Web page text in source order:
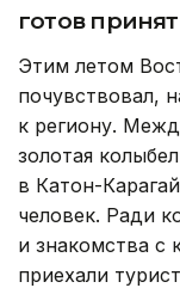
готов
Этим летом
почувствовал,
к региону.
золотая
в Катон-
человек. Ради
и знакомства с
приехали